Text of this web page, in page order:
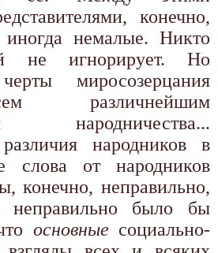
конечно,
иногда немалые. Никто
не игнорирует. Но
миросозерцания
различнейшим
народничества...
народников в
слова от народников
конечно, неправильно,
было бы
основные социально-